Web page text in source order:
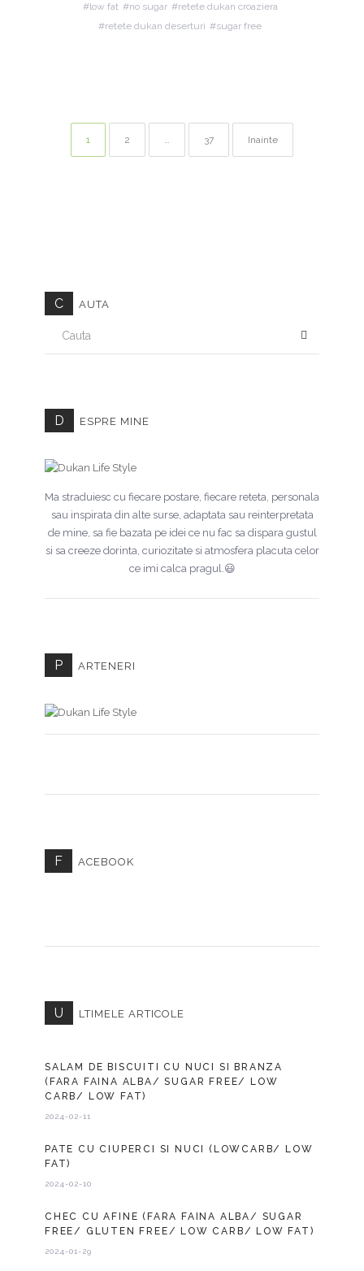
low fat
no sugar
retete dukan croaziera
retete dukan deserturi
sugar free
Paginație articole
Pagina
1 Pagina
2 … Pagina
37 Inainte
C AUTA
D ESPRE MINE
Ma straduiesc cu fiecare postare, fiecare reteta, personala
sau inspirata din alte surse, adaptata sau reinterpretata
de mine, sa fie bazata pe idei ce nu fac sa dispara gustul
si sa creeze dorinta, curiozitate si atmosfera placuta celor
ce imi calca pragul.😃
P ARTENERI
F ACEBOOK
U LTIMELE ARTICOLE
SALAM DE BISCUITI CU NUCI SI BRANZA
(FARA FAINA ALBA/ SUGAR FREE/ LOW
CARB/ LOW FAT)
2024-02-11
PATE CU CIUPERCI SI NUCI (LOWCARB/ LOW
FAT)
2024-02-10
CHEC CU AFINE (FARA FAINA ALBA/ SUGAR
FREE/ GLUTEN FREE/ LOW CARB/ LOW FAT)
2024-01-29